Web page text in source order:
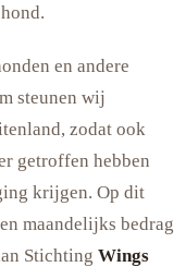
en andere
steunen wij
zodat ook
getroffen hebben
krijgen. Op dit
maandelijks bedrag
Stichting Wings